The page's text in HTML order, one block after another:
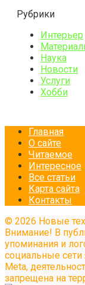
Рубрики
Интерьер
Наука
Новости
Услуги
Хобби
Главная
О сайте
Читаемое
Интересное
Все статьи
Карта сайта
Контакты
© 2026 Новые
Внимание! В
упоминания и
социальные сети
Meta,
запрещена на